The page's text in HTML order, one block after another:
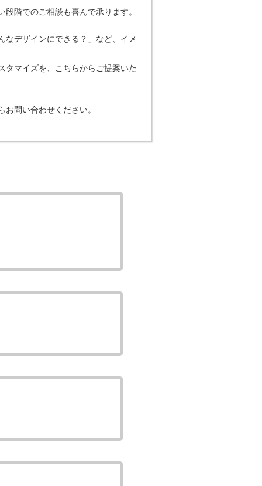
階でのご相談も喜んで承ります。
なデザインにできる？」など、イメ
タマイズを、こちらからご提案いた
問い合わせください。